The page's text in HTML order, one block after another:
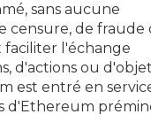
sans aucune
censure, de fraude
l'échange
d'actions ou
est entré en
d'Ethereum